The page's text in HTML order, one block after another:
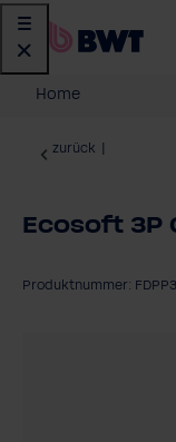
Home
zurück
Ecosoft 3P
Produktnummer: